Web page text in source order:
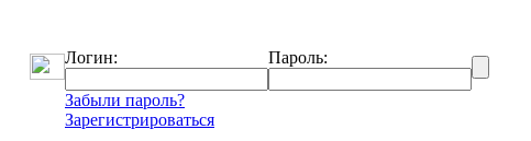
Логин: Пароль:
Забыли пароль?
Зарегистрироваться